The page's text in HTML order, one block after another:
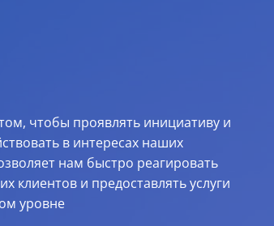
чтобы проявлять инициативу и
в интересах наших
нам быстро реагировать
клиентов и предоставлять услуги
уровне